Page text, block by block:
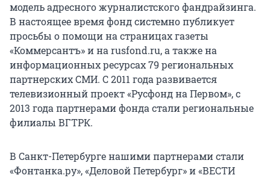
модель адресного журналистского фандрайзинга.
В настоящее время фонд системно публикует
просьбы о помощи на страницах газеты
«Коммерсантъ» и на rusfond.ru, а также на
информационных ресурсах 79 региональных
партнерских СМИ. С 2011 года развивается
телевизионный проект «Русфонд на Первом», с
2013 года партнерами фонда стали региональные
филиалы ВГТРК.
В Санкт-Петербурге нашими партнерами стали
«Фонтанка.ру», «Деловой Петербург» и «ВЕСТИ